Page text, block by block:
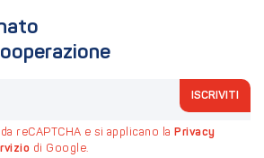
ISCRIVITI
reCAPTCHA e si applicano la Privacy
di Google.